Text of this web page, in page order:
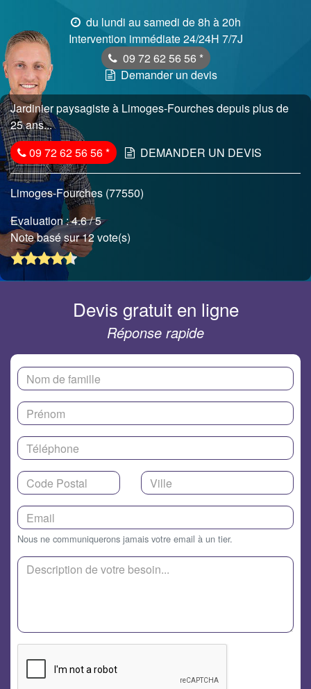
du lundi au samedi de 8h à 20h
Intervention immédiate 24/24H 7/7J
09 72 62 56 56 *
Demander un devis
Jardinier paysagiste à Limoges-Fourches depuis plus de
25 ans...
09 72 62 56 56* DEMANDER UN DEVIS
Limoges-Fourches (77550)
Evaluation :4.6/ 5
Note basé sur 12 vote(s)
Devis gratuit en ligne
Réponse rapide
Nous ne communiquerons jamais votre email à un tier.